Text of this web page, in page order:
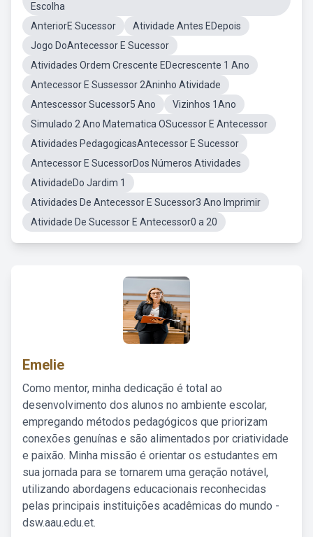
Escolha
AnteriorE Sucessor
Atividade Antes EDepois
Jogo DoAntecessor E Sucessor
Atividades Ordem Crescente EDecrescente 1 Ano
Antecessor E Sussessor 2Aninho Atividade
Antescessor Sucessor5 Ano
Vizinhos 1Ano
Simulado 2 Ano Matematica OSucessor E Antecessor
Atividades PedagogicasAntecessor E Sucessor
Antecessor E SucessorDos Números Atividades
AtividadeDo Jardim 1
Atividades De Antecessor E Sucessor3 Ano Imprimir
Atividade De Sucessor E Antecessor0 a 20
Emelie
Como mentor, minha dedicação é total ao
desenvolvimento dos alunos no ambiente escolar,
empregando métodos pedagógicos que priorizam
conexões genuínas e são alimentados por criatividade
e paixão. Minha missão é orientar os estudantes em
sua jornada para se tornarem uma geração notável,
utilizando abordagens educacionais reconhecidas
pelas principais instituições acadêmicas do mundo -
dsw.aau.edu.et.